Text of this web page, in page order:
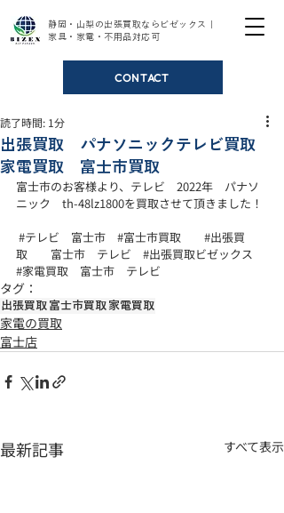
静岡・山梨の出張買取ならビゼックス｜
家具・家電・不用品対応可
CONTACT
出張買取 パナソニックテレビ買取
家電買取 富士市買取
読了時間: 1分
富士市のお客様より、テレビ　2022年　パナソ
ニック　th-48lz1800を買取させて頂きました！
#テレビ 富士市 #富士市買取
#出張買
取 富士市　テレビ #出張買取ビゼックス
#家電買取 富士市　テレビ
タグ：
出張買取 富士市買取 家電買取
家電の買取
富士店
最新記事 すべて表示